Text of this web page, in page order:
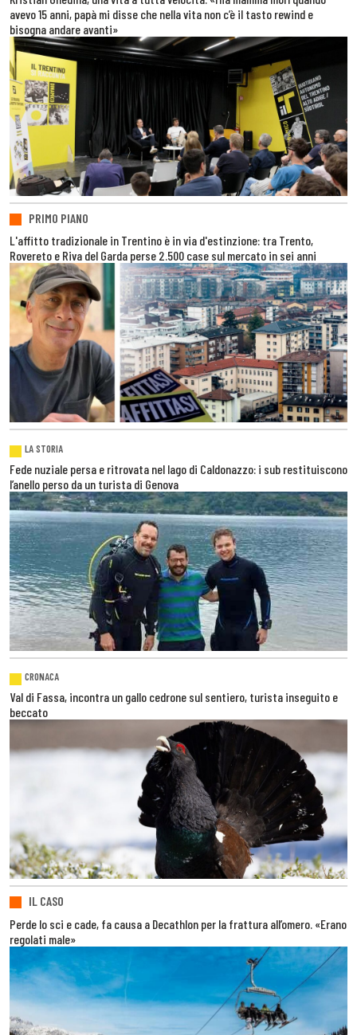
avevo 15 anni, papà mi disse che nella vita non c’è il tasto rewind e
bisogna andare avanti»
PRIMO PIANO
L'affitto tradizionale in Trentino è in via d'estinzione: tra Trento,
Rovereto e Riva del Garda perse 2.500 case sul mercato in sei anni
LA STORIA
Fede nuziale persa e ritrovata nel lago di Caldonazzo: i sub restituiscono
l’anello perso da un turista di Genova
CRONACA
Val di Fassa, incontra un gallo cedrone sul sentiero, turista inseguito e
beccato
IL CASO
Perde lo sci e cade, fa causa a Decathlon per la frattura all’omero. «Erano
regolati male»